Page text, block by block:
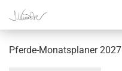
Pferde-Monatsplaner 2027